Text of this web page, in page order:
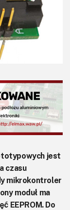
jest
czasu
mikrokontroler
moduł ma
EEPROM. Do